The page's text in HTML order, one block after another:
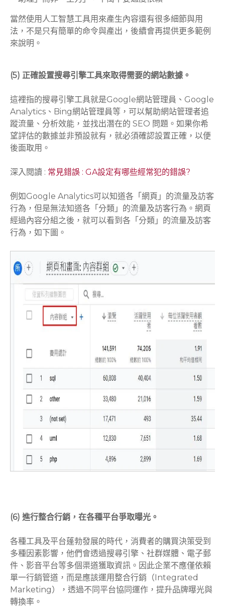
當然使用人工智慧工具用來產生內容還有很多細節與用
法，不是只有簡單的命令與產出，後續會再提供更多範例
來說明。
(5) 正確設置搜尋引擎工具來取得需要的網站數據。
這裡指的搜尋引擎工具就是Google網站管理員、Google
Analytics、Bing網站管理員等，可以幫助網站管理者追
蹤流量、分析效能，並找出潛在的 SEO 問題。如果你希
望評估的數據並非預設就有，就必須確認設置正確，以便
後面取用。
深入閱讀 : 常見錯誤 : GA設定有哪些經常犯的錯誤?
例如Google Analytics可以知道各「網頁」的流量及訪客
行為，但是無法知道各「分類」的流量及訪客行為。網頁
經過內容分組之後，就可以看到各「分類」的流量及訪客
行為，如下圖。
(6) 進行整合行銷，在各種平台爭取曝光。
各種工具及平台蓬勃發展的時代，消費者的購買決策受到
多種因素影響，他們會透過搜尋引擎、社群媒體、電子郵
件、影音平台等多個渠道獲取資訊。因此企業不應僅依賴
單一行銷管道，而是應該運用整合行銷（Integrated
Marketing），透過不同平台協同運作，提升品牌曝光與
轉換率。